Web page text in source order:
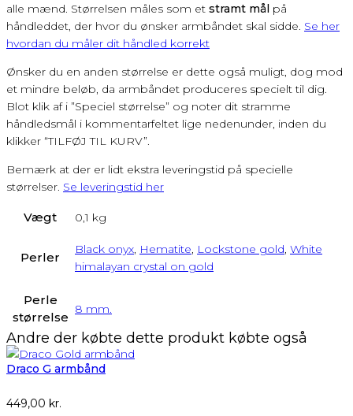
alle mænd. Størrelsen måles som et stramt mål på
håndleddet, der hvor du ønsker armbåndet skal sidde. Se her
hvordan du måler dit håndled korrekt
Ønsker du en anden størrelse er dette også muligt, dog mod
et mindre beløb, da armbåndet produceres specielt til dig.
Blot klik af i ”Speciel størrelse” og noter dit stramme
håndledsmål i kommentarfeltet lige nedenunder, inden du
klikker “TILFØJ TIL KURV”.
Bemærk at der er lidt ekstra leveringstid på specielle
størrelser. Se leveringstid her
Vægt 0,1 kg
Perler
Black onyx, Hematite, Lockstone gold, White
himalayan crystal on gold
Perle
størrelse
8 mm.
Andre der købte dette produkt købte også
Draco G armbånd
449,00 kr.